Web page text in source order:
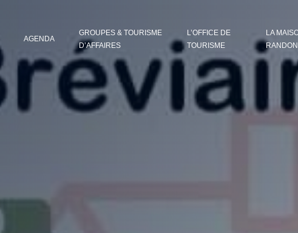
AGENDA
GROUPES & TOURISME
D’AFFAIRES
L’OFFICE DE
TOURISME
LA